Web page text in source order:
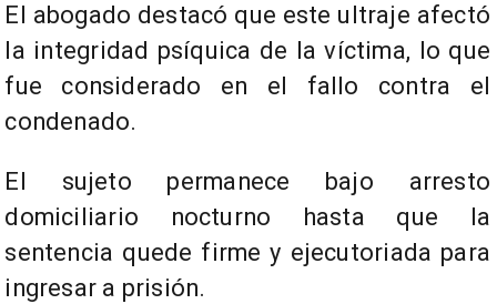
El abogado destacó que este ultraje afectó
la integridad psíquica de la víctima, lo que
fue considerado en el fallo contra el
condenado.
El sujeto permanece bajo arresto
domiciliario nocturno hasta que la
sentencia quede firme y ejecutoriada para
ingresar a prisión.